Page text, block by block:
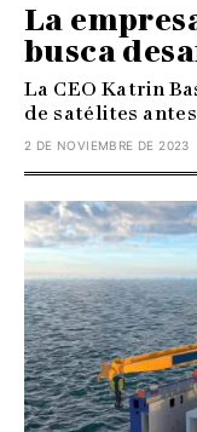
La
busca
La CEO Katrin
de satélites
2 DE NOVIEMBRE DE 2023